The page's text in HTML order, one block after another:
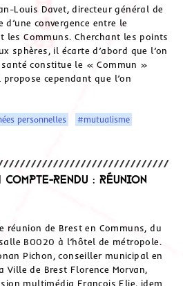
Louis Davet, directeur général de
d’une convergence entre le
les Communs. Cherchant les points
sphères, il écarte d’abord que l’on
constitue le « Commun »
cependant que l’on
personnelles #mutualisme
Compte-rendu : réunion
réunion de Brest en Communs, du
B0020 à l’hôtel de métropole.
Pichon, conseiller municipal en
Ville de Brest Florence Morvan,
multimédia François Elie, idem